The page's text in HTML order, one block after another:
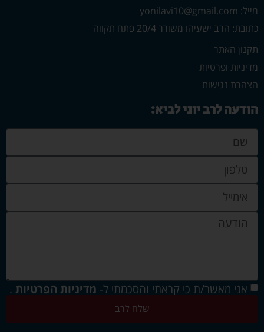
מייל: yonilavi10@gmail.com
כתובת: הרב ישעיהו משורר 20/4 פתח תקווה
תקנון האתר
מדיניות ופרטיות
הצהרת נגישות
הודעה לרב יוני לביא:
אני מאשר/ת כי קראתי והסכמתי ל- מדיניות הפרטיות .
שלח לרב